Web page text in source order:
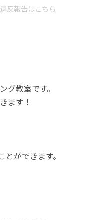
違反報告はこちら
グ教室です。
ます！
ができます。